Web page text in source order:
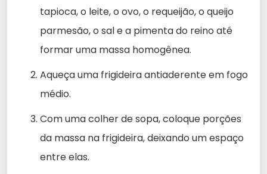
tapioca, o leite, o ovo, o requeijão, o queijo
parmesão, o sal e a pimenta do reino até
formar uma massa homogênea.
Aqueça uma frigideira antiaderente em fogo
médio.
Com uma colher de sopa, coloque porções
da massa na frigideira, deixando um espaço
entre elas.